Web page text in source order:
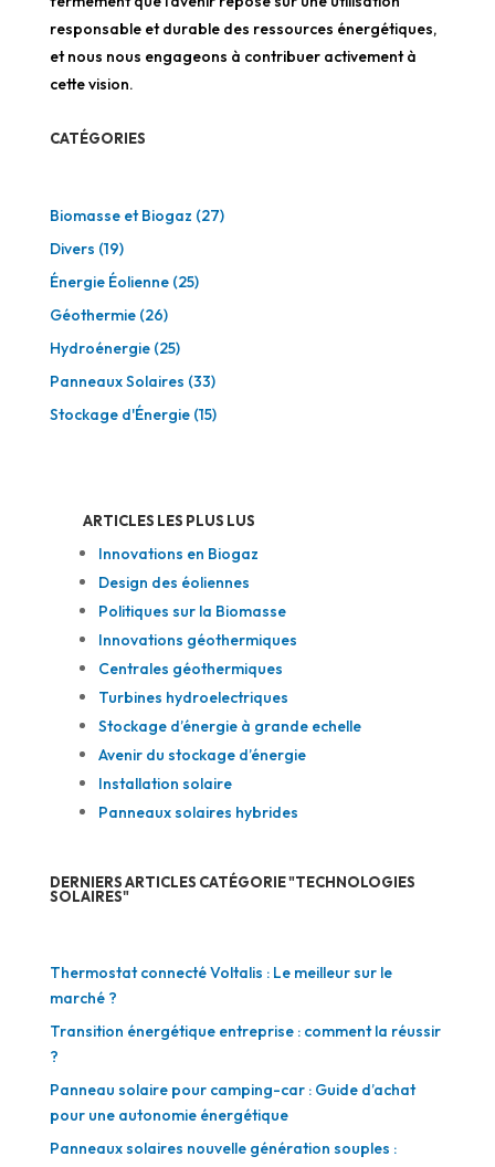
responsable et durable des ressources énergétiques,
et nous nous engageons à contribuer activement à
cette vision.
CATÉGORIES
Biomasse et Biogaz (27)
Divers (19)
Énergie Éolienne(25)
Géothermie(26)
Hydroénergie(25)
Panneaux Solaires (33)
Stockage d'Énergie(15)
ARTICLES LES PLUS LUS
Innovations en Biogaz
Design des éoliennes
Politiques sur la Biomasse
Innovations géothermiques
Centrales géothermiques
Turbines hydroelectriques
Stockage d’énergie à grande echelle
Avenir du stockage d’énergie
Installation solaire
Panneaux solaires hybrides
DERNIERS ARTICLES CATÉGORIE "TECHNOLOGIES
SOLAIRES"
Thermostat connecté Voltalis : Le meilleur sur le
marché ?
Transition énergétique entreprise : comment la réussir
?
Panneau solaire pour camping-car : Guide d’achat
pour une autonomie énergétique
Panneaux solaires nouvelle génération souples :